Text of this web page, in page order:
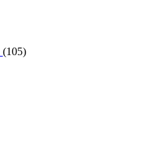
(105)